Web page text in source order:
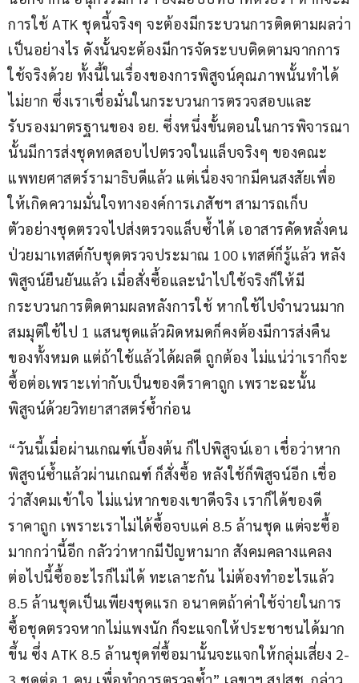
การใช้ ATK ชุดนี้จริงๆ จะต้องมีกระบวนการติดตามผลว่า
เป็นอย่างไร ดังนั้นจะต้องมีการจัดระบบติดตามจากการ
ใช้จริงด้วย ทั้งนี้ในเรื่องของการพิสูจน์คุณภาพนั้นทำได้
ไม่ยาก ซึ่งเราเชื่อมั่นในกระบวนการตรวจสอบและ
รับรองมาตรฐานของ อย. ซึ่งหนึ่งขั้นตอนในการพิจารณา
นั้นมีการส่งชุดทดสอบไปตรวจในแล็บจริงๆ ของคณะ
แพทยศาสตร์รามาธิบดีแล้ว แต่เนื่องจากมีคนสงสัยเพื่อ
ให้เกิดความมั่นใจทางองค์การเภสัชฯ สามารถเก็บ
ตัวอย่างชุดตรวจไปส่งตรวจแล็บซ้ำได้ เอาสารคัดหลั่งคน
ป่วยมาเทสต์กับชุดตรวจประมาณ 100 เทสต์ก็รู้แล้ว หลัง
พิสูจน์ยืนยันแล้ว เมื่อสั่งซื้อและนำไปใช้จริงก็ให้มี
กระบวนการติดตามผลหลังการใช้ หากใช้ไปจำนวนมาก
สมมุติใช้ไป 1 แสนชุดแล้วผิดหมดก็คงต้องมีการส่งคืน
ของทั้งหมด แต่ถ้าใช้แล้วได้ผลดี ถูกต้อง ไม่แน่ว่าเราก็จะ
ซื้อต่อเพราะเท่ากับเป็นของดีราคาถูก เพราะฉะนั้น
พิสูจน์ด้วยวิทยาสาสตร์ซ้ำก่อน
“วันนี้เมื่อผ่านเกณฑ์เบื้องต้น ก็ไปพิสูจน์เอา เชื่อว่าหาก
พิสูจน์ซ้ำแล้วผ่านเกณฑ์ ก็สั่งซื้อ หลังใช้ก็พิสูจน์อีก เชื่อ
ว่าสังคมเข้าใจ ไม่แน่หากของเขาดีจริง เราก็ได้ของดี
ราคาถูก เพราะเราไม่ได้ซื้อจบแค่ 8.5 ล้านชุด แต่จะซื้อ
มากกว่านี้อีก กลัวว่าหากมีปัญหามาก สังคมคลางแคลง
ต่อไปนี้ซื้ออะไรก็ไม่ได้ ทะเลาะกัน ไม่ต้องทำอะไรแล้ว
8.5 ล้านชุดเป็นเพียงชุดแรก อนาคตถ้าค่าใช้จ่ายในการ
ซื้อชุดตรวจหากไม่แพงนัก ก็จะแจกให้ประชาชนได้มาก
ขึ้น ซึ่ง ATK 8.5 ล้านชุดที่ซื้อมานั้นจะแจกให้กลุ่มเสี่ยง 2-